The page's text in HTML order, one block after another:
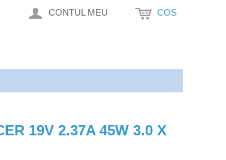
CONTUL MEU COS
19V 2.37A 45W 3.0 X